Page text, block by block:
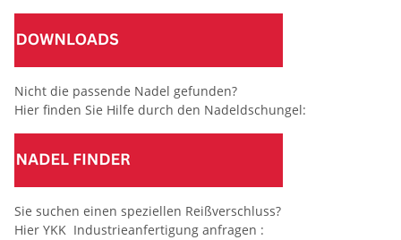
Nicht die passende Nadel gefunden?
Hier finden Sie Hilfe durch den Nadeldschungel:
Sie suchen einen speziellen Reißverschluss?
Hier YKK Industrieanfertigung anfragen :